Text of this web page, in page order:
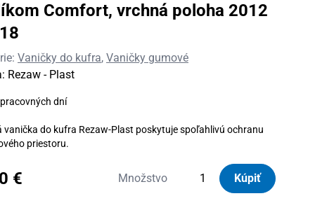
Comfort, vrchná poloha 2012
Vaničky do kufra, Vaničky gumové
Rezaw - Plast
dní
vanička do kufra Rezaw-Plast poskytuje spoľahlivú ochranu
priestoru.
€ Množstvo
množstvo
Kúpiť